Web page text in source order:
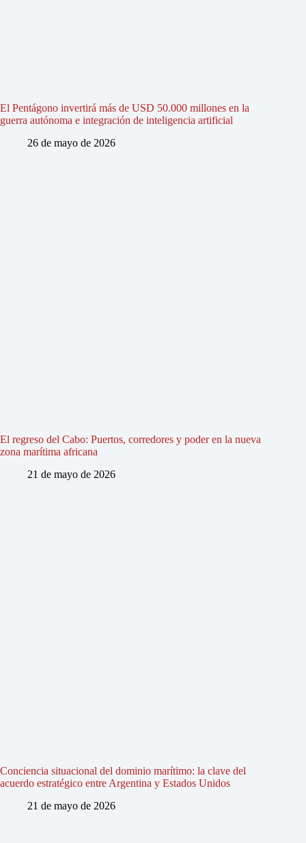
El Pentágono invertirá más de USD 50.000 millones en la
guerra autónoma e integración de inteligencia artificial
26 de mayo de 2026
El regreso del Cabo: Puertos, corredores y poder en la nueva
zona marítima africana
21 de mayo de 2026
Conciencia situacional del dominio marítimo: la clave del
acuerdo estratégico entre Argentina y Estados Unidos
21 de mayo de 2026